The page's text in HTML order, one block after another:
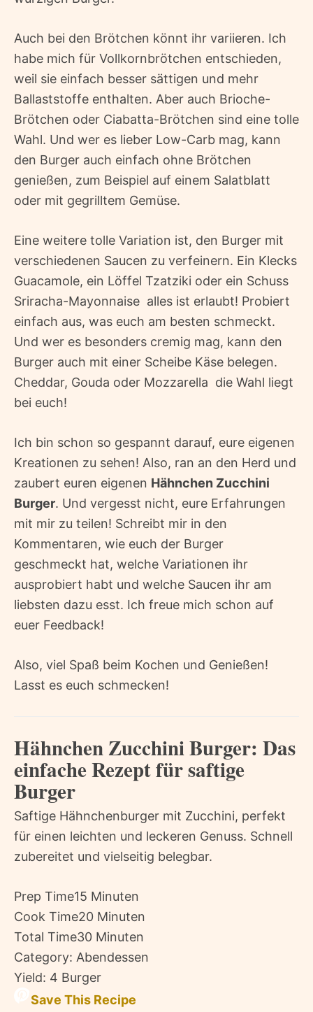
Auch bei den Brötchen könnt ihr variieren. Ich
habe mich für Vollkornbrötchen entschieden,
weil sie einfach besser sättigen und mehr
Ballaststoffe enthalten. Aber auch Brioche-
Brötchen oder Ciabatta-Brötchen sind eine tolle
Wahl. Und wer es lieber Low-Carb mag, kann
den Burger auch einfach ohne Brötchen
genießen, zum Beispiel auf einem Salatblatt
oder mit gegrilltem Gemüse.
Eine weitere tolle Variation ist, den Burger mit
verschiedenen Saucen zu verfeinern. Ein Klecks
Guacamole, ein Löffel Tzatziki oder ein Schuss
Sriracha-Mayonnaise  alles ist erlaubt! Probiert
einfach aus, was euch am besten schmeckt.
Und wer es besonders cremig mag, kann den
Burger auch mit einer Scheibe Käse belegen.
Cheddar, Gouda oder Mozzarella  die Wahl liegt
bei euch!
Ich bin schon so gespannt darauf, eure eigenen
Kreationen zu sehen! Also, ran an den Herd und
zaubert euren eigenen Hähnchen Zucchini
Burger. Und vergesst nicht, eure Erfahrungen
mit mir zu teilen! Schreibt mir in den
Kommentaren, wie euch der Burger
geschmeckt hat, welche Variationen ihr
ausprobiert habt und welche Saucen ihr am
liebsten dazu esst. Ich freue mich schon auf
euer Feedback!
Also, viel Spaß beim Kochen und Genießen!
Lasst es euch schmecken!
Hähnchen Zucchini Burger: Das
einfache Rezept für saftige
Burger
Saftige Hähnchenburger mit Zucchini, perfekt
für einen leichten und leckeren Genuss. Schnell
zubereitet und vielseitig belegbar.
Prep Time15 Minuten
Cook Time20 Minuten
Total Time30 Minuten
Category: Abendessen
Yield: 4 Burger
Save This Recipe